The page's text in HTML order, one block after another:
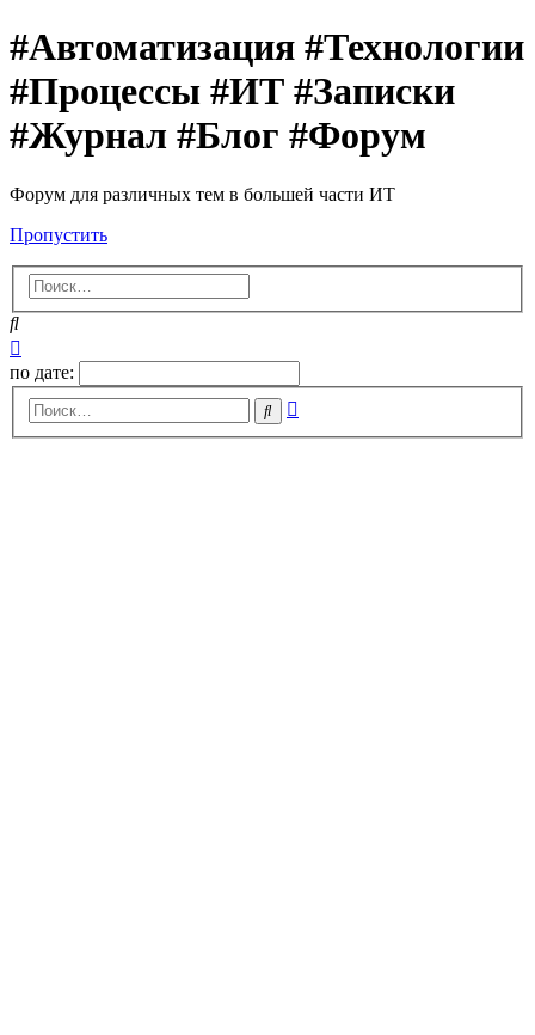
#Автоматизация #Технологии
#Процессы #ИТ #Записки
#Журнал #Блог #Форум
Форум для различных тем в большей части ИТ
Пропустить
Поиск
поиск
по дате:
Поиск